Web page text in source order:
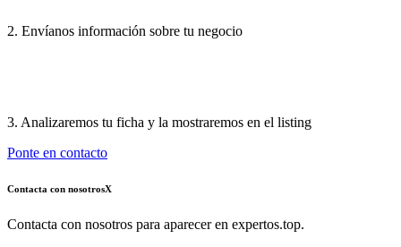
2. Envíanos información sobre tu negocio
3. Analizaremos tu ficha y la mostraremos en el listing
Ponte en contacto
Contacta con nosotrosX
Contacta con nosotros para aparecer en expertos.top.